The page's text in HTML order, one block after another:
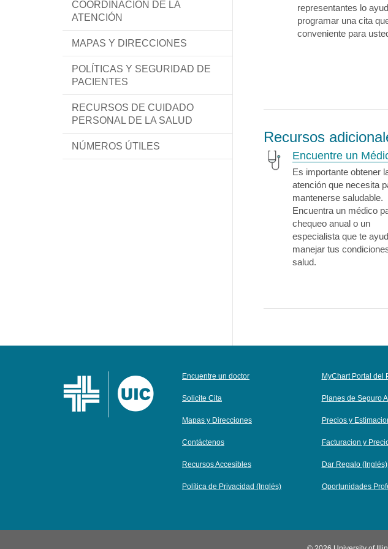
COORDINACIÓN DE LA
ATENCIÓN
MAPAS Y DIRECCIONES
POLÍTICAS Y SEGURIDAD DE
PACIENTES
RECURSOS DE CUIDADO
PERSONAL DE LA SALUD
NÚMEROS ÚTILES
representantes lo
programar una cita
conveniente para
Recursos
Encuentre un
Es importante obtener
atención que necesita
mantenerse saludable.
Encuentra un médico
chequeo anual o un
especialista que te
manejar tus
salud.
Encuentre un doctor
Solicite Cita
Mapas y Direcciones
Contáctenos
Recursos Accesibles
Política de Privacidad (Inglés)
MyChart Portal del
Planes de Seguro
Precios y
Facturacion y
Dar Regalo (Inglés)
Oportunidades